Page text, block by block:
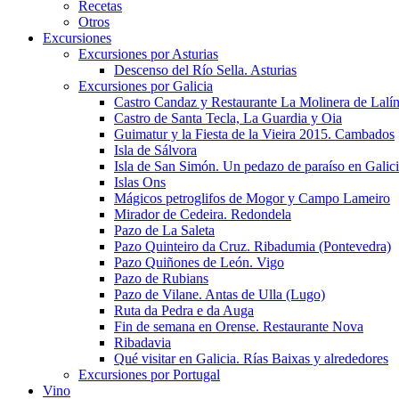
Recetas
Otros
Excursiones
Excursiones por Asturias
Descenso del Río Sella. Asturias
Excursiones por Galicia
Castro Candaz y Restaurante La Molinera de Lalín
Castro de Santa Tecla, La Guardia y Oia
Guimatur y la Fiesta de la Vieira 2015. Cambados
Isla de Sálvora
Isla de San Simón. Un pedazo de paraíso en
Islas Ons
Mágicos petroglifos de Mogor y Campo Lameiro
Mirador de Cedeira. Redondela
Pazo de La Saleta
Pazo Quinteiro da Cruz. Ribadumia (Pontevedra)
Pazo Quiñones de León. Vigo
Pazo de Rubians
Pazo de Vilane. Antas de Ulla (Lugo)
Ruta da Pedra e da Auga
Fin de semana en Orense. Restaurante Nova
Ribadavia
Qué visitar en Galicia. Rías Baixas y alrededores
Excursiones por Portugal
Vino